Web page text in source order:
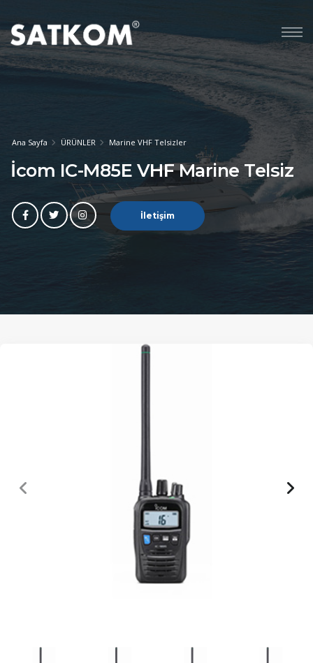
Ana Sayfa ÜRÜNLER Marine VHF Telsizler
İcom IC-M85E VHF Marine Telsiz
İletişim